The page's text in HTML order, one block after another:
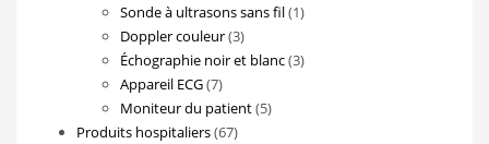
produits
Sonde à ultrasons sans fil 11
Doppler couleur 33
produits
Échographie noir et blanc 33
Appareil ECG 77
produits
Moniteur du patient 55
Produits hospitaliers 6767